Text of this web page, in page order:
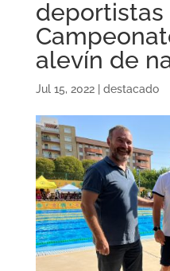
deportistas
alevín de
Jul 15, 2022| destacado